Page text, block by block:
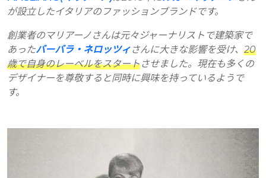
が設立したイタリアのファッションブランドです。
創業者のマリアーノさんは元々ジャーナリストで建築家で
あったバーバラ・ネロッツィさんに大きな影響を受け、 20
歳で自身のレーベルをスタートさせました。現在も多くの
デザイナーを尊敬すると同時に興味を持っているようで
す。